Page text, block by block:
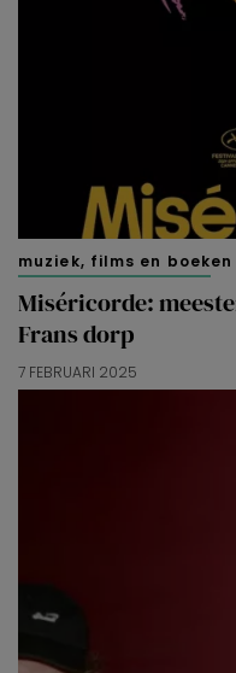
muziek, films en boeken
Miséricorde:
Frans dorp
7 FEBRUARI 2025